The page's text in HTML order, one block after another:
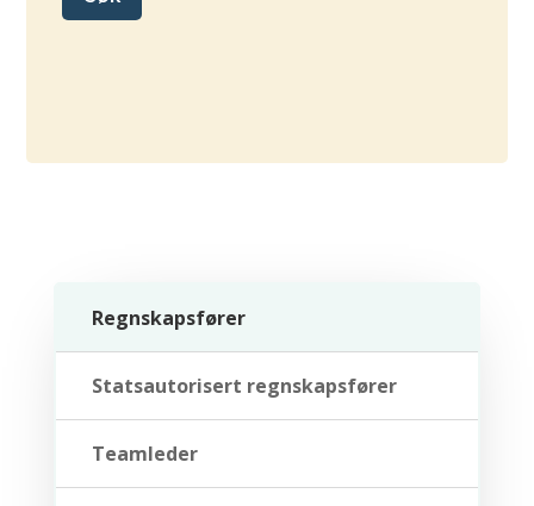
Regnskapsfører
Statsautorisert regnskapsfører
Teamleder